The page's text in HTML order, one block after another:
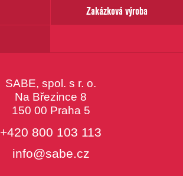
Zakázková výroba
SABE, spol. s r. o.
Na Březince 8
150 00 Praha 5
+420 800 103 113
info@sabe.cz